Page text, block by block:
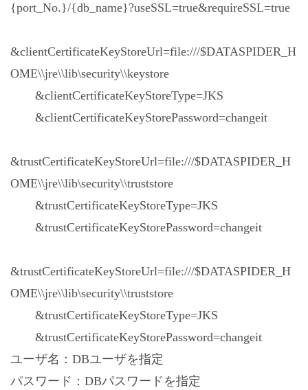
{port_No.}/{db_name}?useSSL=true&requireSSL=true
&clientCertificateKeyStoreUrl=file:///$DATASPIDER_H
OME\\jre\\lib\security\\keystore
&clientCertificateKeyStoreType=JKS
&clientCertificateKeyStorePassword=changeit
&trustCertificateKeyStoreUrl=file:///$DATASPIDER_H
OME\\jre\\lib\security\\truststore
&trustCertificateKeyStoreType=JKS
&trustCertificateKeyStorePassword=changeit
&trustCertificateKeyStoreUrl=file:///$DATASPIDER_H
OME\\jre\\lib\security\\truststore
&trustCertificateKeyStoreType=JKS
&trustCertificateKeyStorePassword=changeit
ユーザ名：DBユーザを指定
パスワード：DBパスワードを指定